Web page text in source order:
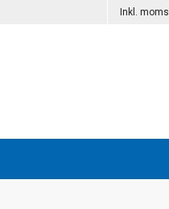
Inkl. moms